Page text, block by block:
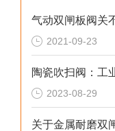
2021-09-23
陶瓷吹扫阀：工
2023-08-29